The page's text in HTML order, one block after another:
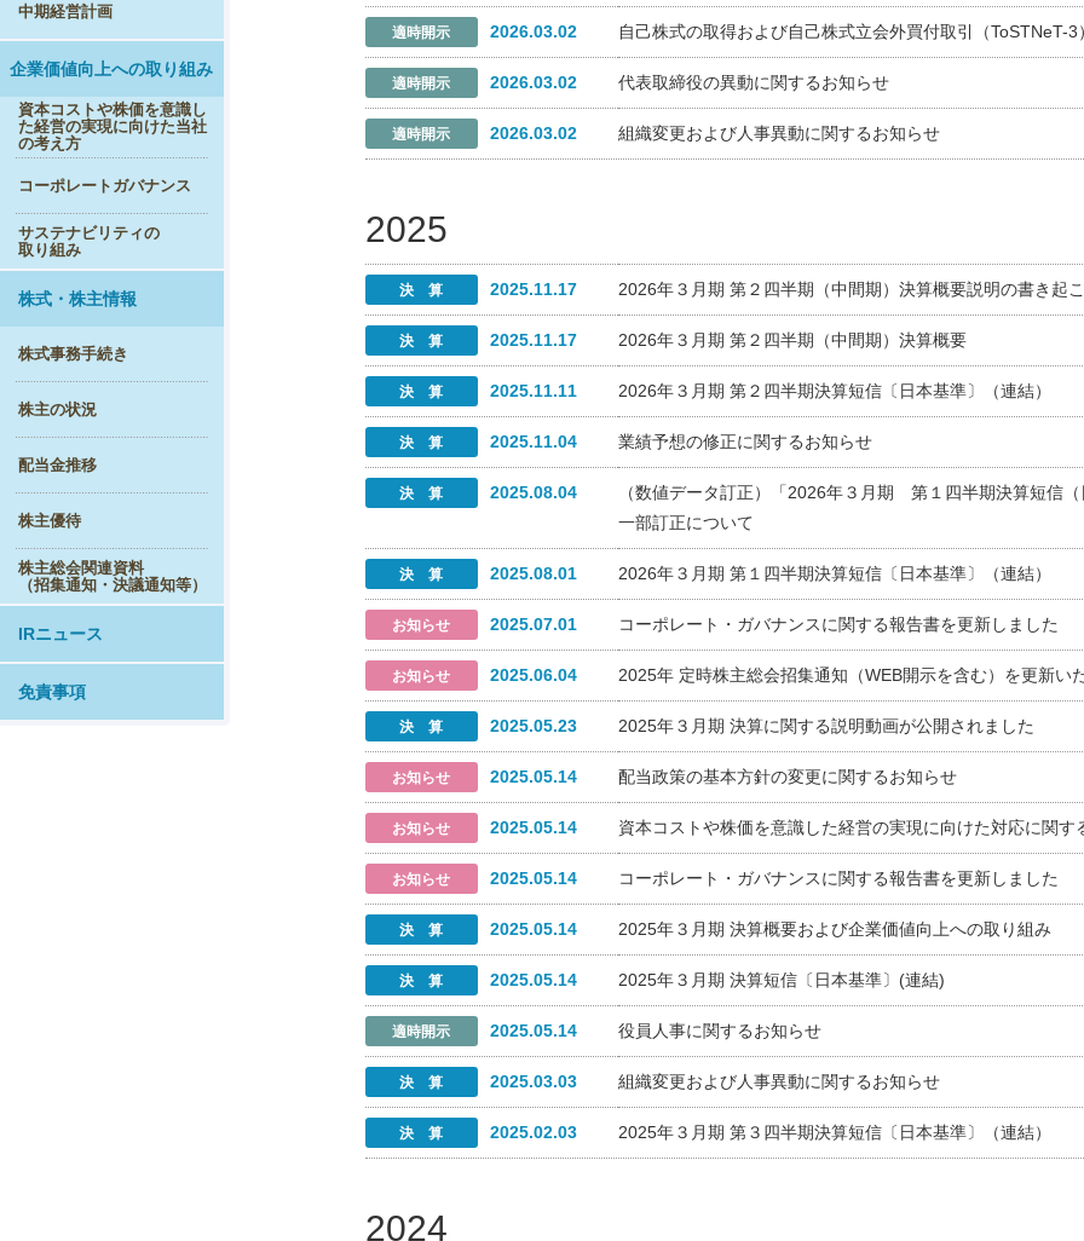
2026.03.02 自己株式の取得および自己株式立会外買付取引（ToSTNeT-
2026.03.02 代表取締役の異動に関するお知らせ
2026.03.02 組織変更および人事異動に関するお知らせ
2025
2025.11.17 2026年３月期 第２四半期（中間期）決算概要説明の書き起
2025.11.17 2026年３月期 第２四半期（中間期）決算概要
2025.11.11 2026年３月期 第２四半期決算短信〔日本基準〕（連結）
2025.11.04 業績予想の修正に関するお知らせ
2025.08.04
（数値データ訂正）「2026年３月期 第１四半期決算短信
一部訂正について
2025.08.01 2026年３月期 第１四半期決算短信〔日本基準〕（連結）
2025.07.01 コーポレート・ガバナンスに関する報告書を更新しました
2025.06.04 2025年 定時株主総会招集通知（WEB開示を含む）を更新い
2025.05.23 2025年３月期 決算に関する説明動画が公開されました
2025.05.14 配当政策の基本方針の変更に関するお知らせ
2025.05.14 資本コストや株価を意識した経営の実現に向けた対応に関す
2025.05.14 コーポレート・ガバナンスに関する報告書を更新しました
2025.05.14 2025年３月期 決算概要および企業価値向上への取り組み
2025.05.14 2025年３月期 決算短信〔日本基準〕(連結)
2025.05.14 役員人事に関するお知らせ
2025.03.03 組織変更および人事異動に関するお知らせ
2025.02.03 2025年３月期 第３四半期決算短信〔日本基準〕（連結）
2024
中期経営計画
企業価値向上への取り組み
資本コストや株価を意識し
た経営の実現に向けた当社
の考え方
コーポレートガバナンス
サステナビリティの
取り組み
株式・株主情報
株式事務手続き
株主の状況
配当金推移
株主優待
株主総会関連資料
（招集通知・決議通知等）
IRニュース
免責事項